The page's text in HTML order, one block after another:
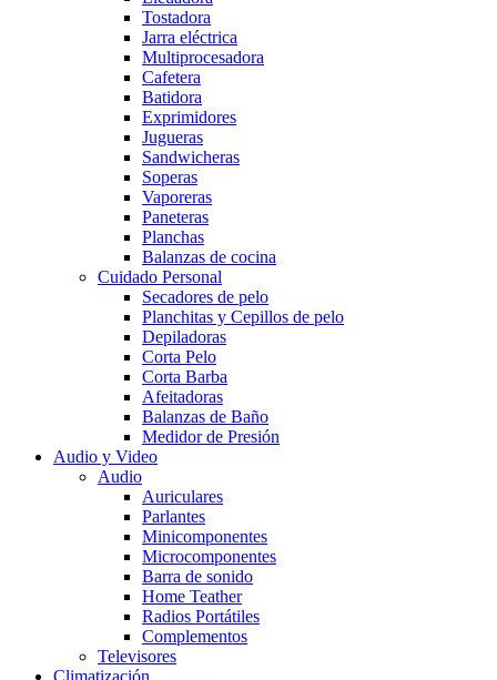
Tostadora
Jarra eléctrica
Multiprocesadora
Cafetera
Batidora
Exprimidores
Jugueras
Sandwicheras
Soperas
Vaporeras
Paneteras
Planchas
Balanzas de cocina
Cuidado Personal
Secadores de pelo
Planchitas y Cepillos de pelo
Depiladoras
Corta Pelo
Corta Barba
Afeitadoras
Balanzas de Baño
Medidor de Presión
Audio y Video
Audio
Auriculares
Parlantes
Minicomponentes
Microcomponentes
Barra de sonido
Home Teather
Radios Portátiles
Complementos
Televisores
Climatización